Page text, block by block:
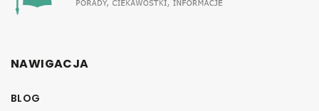
NAWIGACJA
BLOG